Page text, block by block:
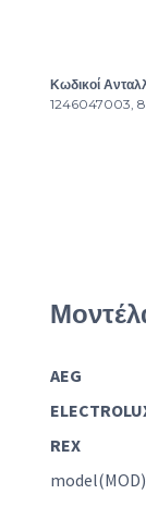
Κωδικοί
1246047003,
AEG
REX